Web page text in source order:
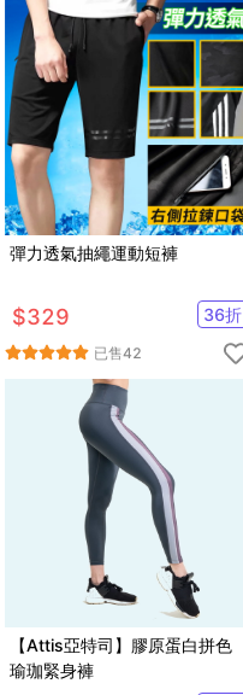
彈力透氣抽繩運動短褲
$329 36折
已售42
【Attis亞特司】膠原蛋白拼色
瑜珈緊身褲